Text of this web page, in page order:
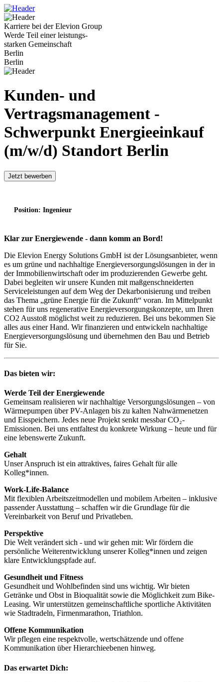
Karriere bei der Elevion Group
Werde Teil einer leistungs-
starken Gemeinschaft
Berlin
Berlin
Kunden- und
Vertragsmanagement -
Schwerpunkt Energieeinkauf
(m/w/d) Standort Berlin
Jetzt bewerben
Position: Ingenieur
Klar zur Energiewende - dann komm an Bord!
Die Elevion Energy Solutions GmbH ist der Lösungsanbieter, wenn
es um grüne und nachhaltige Energieversorgungslösungen in der in
der Immobilienwirtschaft oder im produzierenden Gewerbe geht.
Dabei begleiten wir unsere Kunden mit maßgenschneiderten
Serviceleistungen auf dem Weg der Dekarbonisierung und treiben
das Thema „grüne Energie für die Zukunft“ voran. Im Mittelpunkt
stehen für uns regenerative Energieversorgungskonzepte, um Ihren
CO2 Ausstoß möglichst weit zu reduzieren. Bei uns bekommen Sie
alles aus einer Hand. Wir finanzieren und entwickeln nachhaltige
Energieversorgungslösung und übernehmen den Bau und Betrieb
für Sie.
Das bieten wir:
Werde Teil der Energiewende
Gemeinsam realisieren wir nachhaltige Versorgungslösungen – von
Wärmepumpen über PV-Anlagen bis zu kalten Nahwärmenetzen
und Eisspeichern. Jedes neue Projekt senkt messbar CO₂-
Emissionen. Bei uns entfaltest du konkrete Wirkung – heute und für
eine lebenswerte Zukunft.
Gehalt
Unser Anspruch ist ein attraktives, faires Gehalt für alle
Kolleg*innen.
Work-Life-Balance
Mit flexiblen Arbeitszeitmodellen und mobilem Arbeiten – inklusive
passender Ausstattung – schaffen wir die Grundlage für die
Vereinbarkeit von Beruf und Privatleben.
Perspektive
Die Welt verändert sich - und wir gehen mit: Wir fördern die
persönliche Weiterentwicklung unserer Kolleg*innen und zeigen
klare Entwicklungspfade auf.
Gesundheit und Fitness
Gesundheit und Wohlbefinden sind uns wichtig. Wir bieten
Getränke und Obst in Bioqualität sowie die Möglichkeit zum Bike-
Leasing. Wir unterstützen gemeinschaftliche sportliche Aktivitäten
wie Stadtradeln, Firmenmarathon, Triathlon.
Offene Kommunikation
Wir pflegen eine respektvolle, wertschätzende und offene
Kommunikation über Hierarchieebenen hinweg.
Das erwartet Dich: